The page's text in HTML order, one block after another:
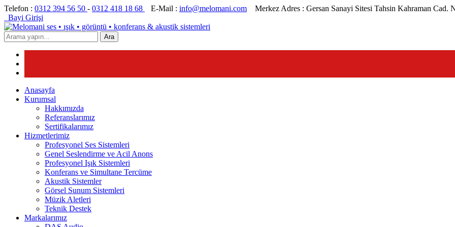
Telefon : 0312 394 56 50 - 0312 418 18 68 E-Mail : info@melomani.com Merkez Adres : Gersan Sanayi Sitesi Tahsin Kahraman Cad.
Bayi Girişi
Ara
Anasayfa
Kurumsal
Hakkımızda
Referanslarımız
Sertifikalarımız
Hizmetlerimiz
Profesyonel Ses Sistemleri
Genel Seslendirme ve Acil Anons
Profesyonel Işık Sistemleri
Konferans ve Simultane Tercüme
Akustik Sistemler
Görsel Sunum Sistemleri
Müzik Aletleri
Teknik Destek
Markalarımız